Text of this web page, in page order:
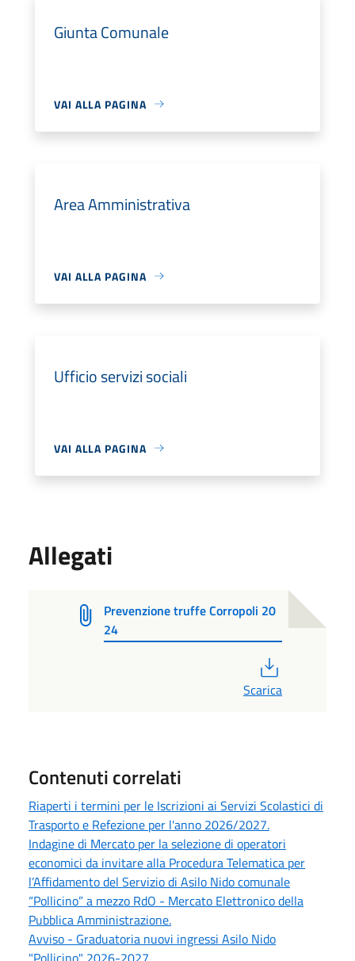
Giunta Comunale
VAI ALLA PAGINA
Area Amministrativa
VAI ALLA PAGINA
Ufficio servizi sociali
VAI ALLA PAGINA
Allegati
Prevenzione truffe Corropoli 20
24
Scarica
Contenuti correlati
Riaperti i termini per le Iscrizioni ai Servizi Scolastici di
Trasporto e Refezione per l'anno 2026/2027.
Indagine di Mercato per la selezione di operatori
economici da invitare alla Procedura Telematica per
l’Affidamento del Servizio di Asilo Nido comunale
“Pollicino” a mezzo RdO - Mercato Elettronico della
Pubblica Amministrazione.
Avviso - Graduatoria nuovi ingressi Asilo Nido